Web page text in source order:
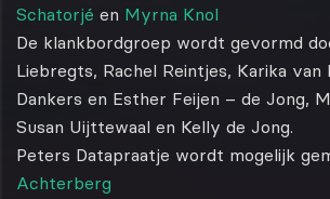
Schatorjé en Myrna Knol
De klankbordgroep wordt gevormd
Liebregts, Rachel Reintjes, Karika
Dankers en Esther Feijen – de Jong,
Susan Uijttewaal en Kelly de Jong.
Peters Datapraatje wordt mogelijk
Achterberg